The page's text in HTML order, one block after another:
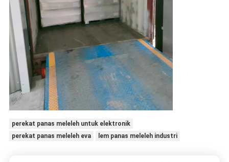
perekat panas meleleh untuk elektronik
perekat panas meleleh eva
lem panas meleleh industri